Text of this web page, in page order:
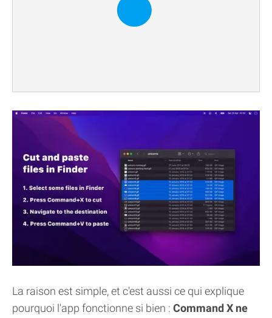
La raison est simple, et c'est aussi ce qui explique
pourquoi l'app fonctionne si bien : Command X ne